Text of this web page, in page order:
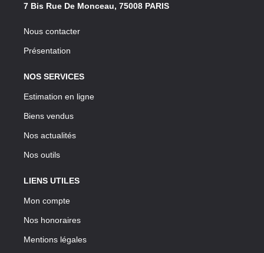
7 Bis Rue De Monceau, 75008 PARIS
Nous contacter
Présentation
NOS SERVICES
Estimation en ligne
Biens vendus
Nos actualités
Nos outils
LIENS UTILES
Mon compte
Nos honoraires
Mentions légales